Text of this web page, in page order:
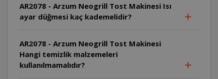
AR2078 - Arzum Neogrill Tost Makinesi Isı
ayar düğmesi kaç kademelidir?
AR2078 - Arzum Neogrill Tost Makinesi
Hangi temizlik malzemeleri
kullanılmamalıdır?